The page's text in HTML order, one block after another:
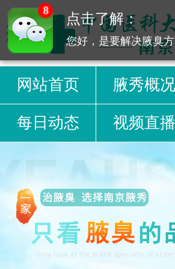
网站首页 腋秀概况
每日动态 视频直播
8
点击了解：
您好，是要解决腋臭